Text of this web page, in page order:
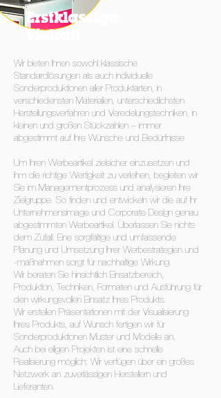
Erstklassige
Vielfalt
Wir bieten Ihnen sowohl klassische
Standardlösungen als auch individuelle
Sonderproduktionen aller Produktarten, in
verschiedensten Materialien, unterschiedlichsten
Herstellungsverfahren und Veredelungstechniken, in
kleinen und großen Stückzahlen – immer
abgestimmt auf Ihre Wünsche und Bedürfnisse
Um Ihren Werbeartikel zielsicher einzusetzen und
ihm die richtige Wertigkeit zu verleihen, begleiten wir
Sie im Managementprozess und analysieren Ihre
Zielgruppe. So finden und entwickeln wir die auf Ihr
Unternehmensimage und Corporate Design genau
abgestimmten Werbeartikel. Überlassen Sie nichts
dem Zufall: Eine sorgfältige und umfassende
Planung und Umsetzung Ihrer Werbestrategien und
-maßnahmen sorgt für nachhaltige Wirkung.
Wir beraten Sie hinsichtlich Einsatzbereich,
Produktion, Techniken, Formaten und Ausführung für
den wirkungsvollen Einsatz Ihres Produkts.
Wir erstellen Präsentationen mit der Visualisierung
Ihres Produkts, auf Wunsch fertigen wir für
Sonderproduktionen Muster und Modelle an.
Auch bei eiligen Projekten ist eine schnelle
Realisierung möglich: Wir verfügen über ein großes
Netzwerk an zuverlässigen Herstellern und
Lieferanten.